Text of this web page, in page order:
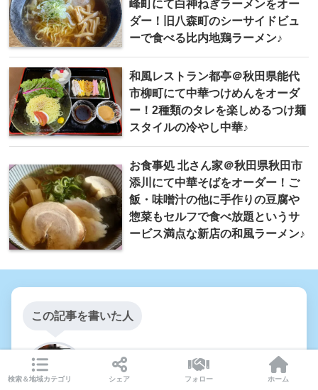
峰町にて白神ねぎラーメンをオー
ダー！旧八森町のシーサイドビュ
ーで食べる比内地鶏ラーメン♪
和風レストラン都亭＠秋田県能代
市柳町にて中華つけめんをオーダ
ー！2種類のタレを楽しめるつけ麺
スタイルの冷やし中華♪
お食事処 北さん家＠秋田県秋田市
添川にて中華そばをオーダー！ご
飯・味噌汁の他に手作りの豆腐や
惣菜もセルフで食べ放題というサ
ービス満点な新店の和風ラーメン♪
この記事を書いた人
筋肉 酒店
麺と筋トレに人生を捧ぐ者
検索＆地域カテゴリ シェア フォロー ホーム